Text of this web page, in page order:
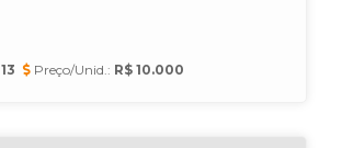
13 Preço/Unid.: R$ 10.000